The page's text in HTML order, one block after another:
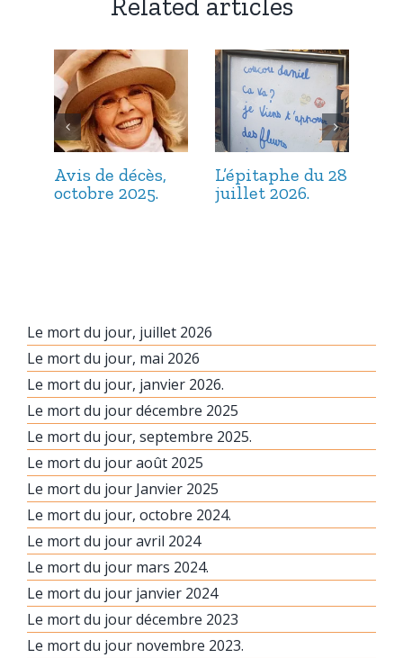
Avis de décès,
octobre 2025.
L’épitaphe du 28
juillet 2026.
Le mort du jour, juillet 2026
Le mort du jour, mai 2026
Le mort du jour, janvier 2026.
Le mort du jour décembre 2025
Le mort du jour, septembre 2025.
Le mort du jour août 2025
Le mort du jour Janvier 2025
Le mort du jour, octobre 2024.
Le mort du jour avril 2024
Le mort du jour mars 2024.
Le mort du jour janvier 2024
Le mort du jour décembre 2023
Le mort du jour novembre 2023.